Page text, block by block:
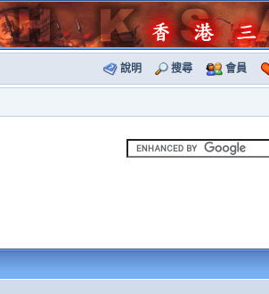
說明 搜尋 會員